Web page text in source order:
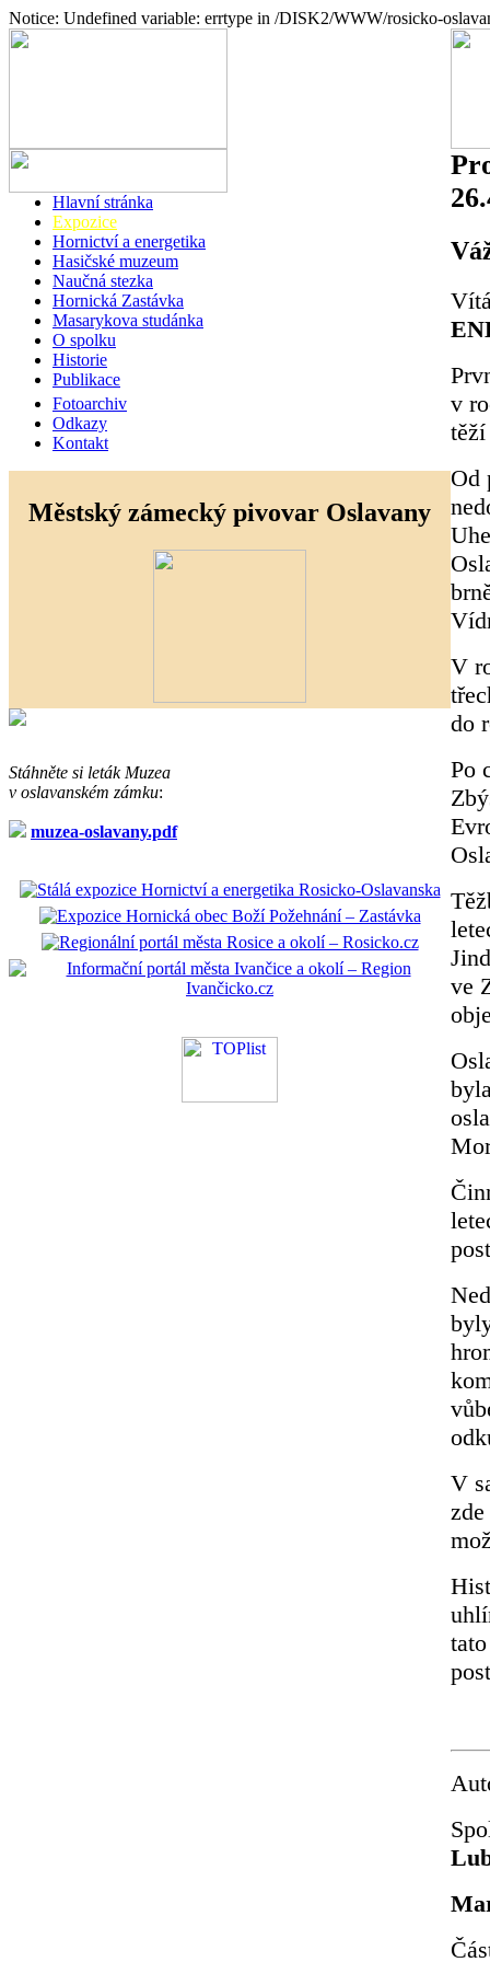
Notice: Undefined variable: errtype in /DISK2/WWW/rosicko-
Hlavní stránka
Expozice
Hornictví a energetika
Hasičské muzeum
Naučná stezka
Hornická Zastávka
Masarykova studánka
O spolku
Historie
Publikace
Fotoarchiv
Odkazy
Kontakt
Městský zámecký pivovar Oslavany
Stáhněte si leták Muzea
v oslavanském zámku:
muzea-oslavany.pdf
v
Od
V
do
Po
ve
V